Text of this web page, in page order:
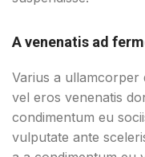
A venenatis ad
Varius a ullamcorper
vel eros venenatis
condimentum eu
vulputate ante